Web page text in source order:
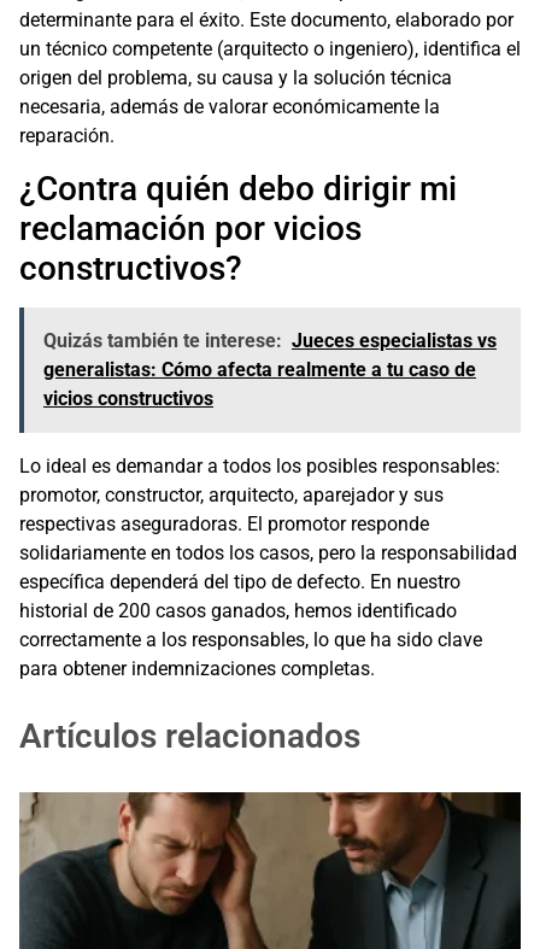
determinante para el éxito. Este documento, elaborado por
un técnico competente (arquitecto o ingeniero), identifica el
origen del problema, su causa y la solución técnica
necesaria, además de valorar económicamente la
reparación.
¿Contra quién debo dirigir mi
reclamación por vicios
constructivos?
Quizás también te interese: Jueces especialistas vs
generalistas: Cómo afecta realmente a tu caso de
vicios constructivos
Lo ideal es demandar a todos los posibles responsables:
promotor, constructor, arquitecto, aparejador y sus
respectivas aseguradoras. El promotor responde
solidariamente en todos los casos, pero la responsabilidad
específica dependerá del tipo de defecto. En nuestro
historial de 200 casos ganados, hemos identificado
correctamente a los responsables, lo que ha sido clave
para obtener indemnizaciones completas.
Artículos relacionados